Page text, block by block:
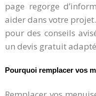
page regorge
aider dans votre
pour des conseils
un devis gratuit
Pourquoi remplacer vos